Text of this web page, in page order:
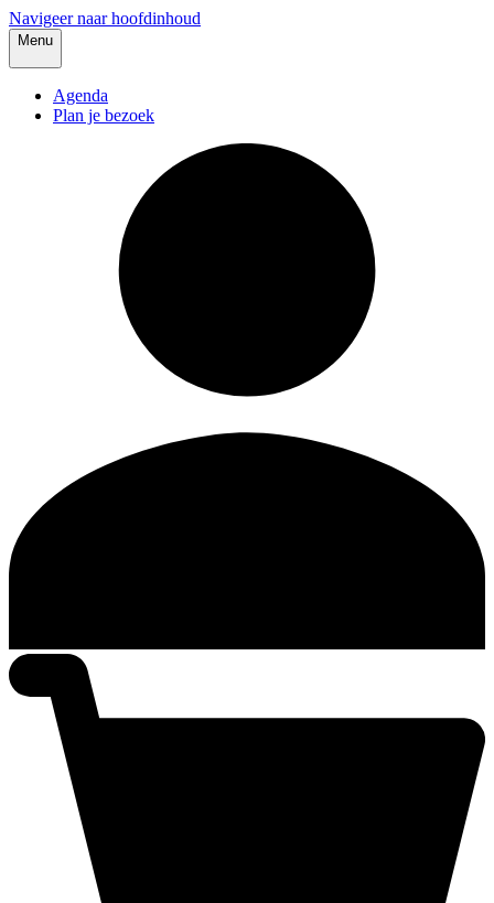
Navigeer naar hoofdinhoud
Menu
Agenda
Plan je bezoek